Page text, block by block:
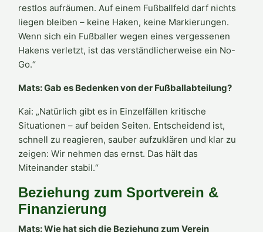
restlos aufräumen. Auf einem Fußballfeld darf nichts
liegen bleiben – keine Haken, keine Markierungen.
Wenn sich ein Fußballer wegen eines vergessenen
Hakens verletzt, ist das verständlicherweise ein No-
Go.“
Mats: Gab es Bedenken von der Fußballabteilung?
Kai: „Natürlich gibt es in Einzelfällen kritische
Situationen – auf beiden Seiten. Entscheidend ist,
schnell zu reagieren, sauber aufzuklären und klar zu
zeigen: Wir nehmen das ernst. Das hält das
Miteinander stabil.“
Beziehung zum Sportverein &
Finanzierung
Mats: Wie hat sich die Beziehung zum Verein